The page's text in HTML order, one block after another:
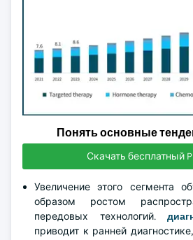
Понять основные
Скачать бесплатный
Увеличение этого сегмента
образом ростом
передовых технологий.
приводит к ранней